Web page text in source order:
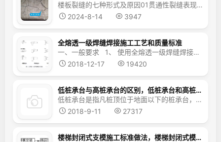
楼板裂缝的七种形式及原因01贯通性裂缝表现形式：现浇楼板中部出现贯通性裂缝。形成原因：配合比、材料不符合要求或现场加水致使坍落度过大，堆载过重、拆模过早、养护不良。混凝土早期强度低，水化及养护过程中干缩所致。 02梁侧规则性裂缝表现形式：现浇楼板上表面在梁两侧出现规则性裂缝。形成原因：梁面负弯矩钢筋配筋不够或钢筋被踩踏致使负筋保护层过大。 ...
2024-8-14
3947
全熔透一级焊缝焊接施工工艺和质量标准
一、一般要求 1、 使用全熔透一级焊缝焊接之接头，如图1所示视部材之形状而大别为对接接头、隅角接头、T型接头之三种。传递应力之焊接，有能与母材一样负担全种类应力之全熔透一级焊缝焊接与主要仅负担剪力之填角焊接及部分熔透二级焊缝焊接等。其中于充分管理下所焊接...
2018-12-17
19420
低桩承台与高桩承台的区别，低桩承台和高桩承台的概念
低桩承台是指凡桩顶位于地面以下的桩承台，通常建筑物基础承重的桩承台都属于这一类，低桩承台与浅基础一样，要求承台底面埋置于当地冻结深度以下。低桩承台作用与桩承台作用一样，即把多根桩联结成整体，共同承受上部荷载和把上部结构荷载，通过桩承台传递到各根桩的顶部。 低桩承台是指底面在地基表面或其以下的桩基承台。干船坞和房屋中的桩基基础...
2018-9-11
27317
楼梯封闭式支模施工标准做法，楼梯封闭式模板做法和示意图